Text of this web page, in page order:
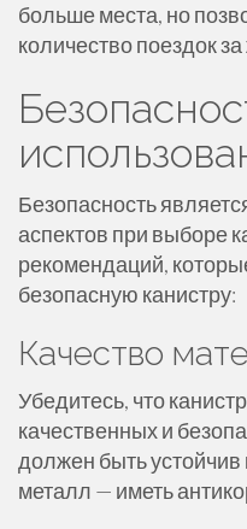
больше места, но
количество поездок
Безопасность
аспектов при выборе
рекомендаций,
безопасную канистру:
Качество
Убедитесь, что
качественных и
должен быть
металл — иметь